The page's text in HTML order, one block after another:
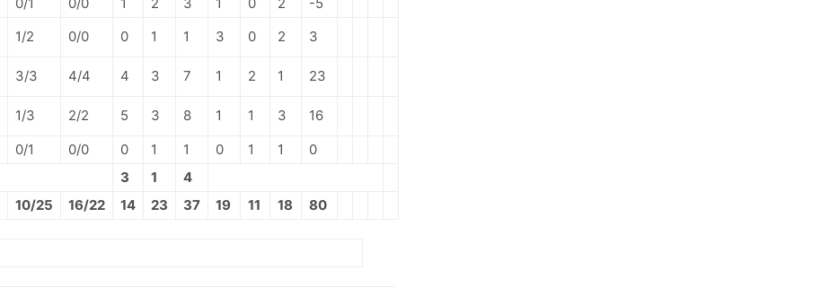
1/2 0/0 0 1 1 3 0 2 3
3/3 4/4 4 3 7 1 2 1 23
1/3 2/2 5 3 8 1 1 3
16
0/1 0/0 0 1 1 0 1 1
0
3 1
4
10/25 16/22 14 23 37 19 11 18 80